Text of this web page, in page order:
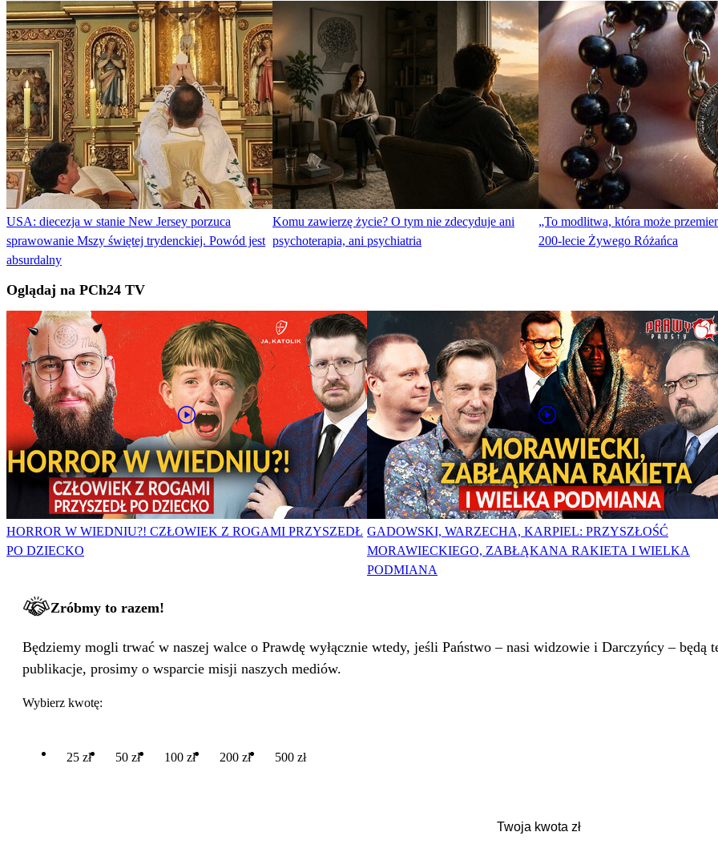
USA: diecezja w stanie New Jersey porzuca
sprawowanie Mszy świętej trydenckiej. Powód jest
absurdalny
Komu zawierzę życie? O tym nie zdecyduje ani
psychoterapia, ani psychiatria
„To modlitwa, która może
200-lecie Żywego Różańca
Oglądaj na PCh24 TV
HORROR W WIEDNIU?! CZŁOWIEK Z ROGAMI PRZYSZEDŁ
PO DZIECKO
GADOWSKI, WARZECHA, KARPIEL: PRZYSZŁOŚĆ
MORAWIECKIEGO, ZABŁĄKANA RAKIETA I WIELKA
PODMIANA
Zróbmy to razem!
Będziemy mogli trwać w naszej walce o Prawdę wyłącznie wtedy, jeśli Państwo – nasi widzowie i Darczyńcy – będą
publikacje, prosimy o wsparcie misji naszych mediów.
Wybierz kwotę:
25 zł 50 zł 100 zł 200 zł 500 zł